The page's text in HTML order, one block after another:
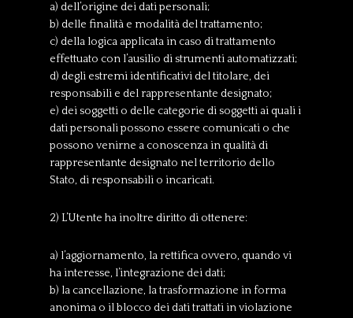
a) dell’origine dei dati personali;
b) delle finalità e modalità del trattamento;
c) della logica applicata in caso di trattamento
effettuato con l’ausilio di strumenti automatizzati;
d) degli estremi identificativi del titolare, dei
responsabili e del rappresentante designato;
e) dei soggetti o delle categorie di soggetti ai quali i
dati personali possono essere comunicati o che
possono venirne a conoscenza in qualità di
rappresentante designato nel territorio dello
Stato, di responsabili o incaricati.
2) L’Utente ha inoltre diritto di ottenere:
a) l’aggiornamento, la rettifica ovvero, quando vi
ha interesse, l’integrazione dei dati;
b) la cancellazione, la trasformazione in forma
anonima o il blocco dei dati trattati in violazione